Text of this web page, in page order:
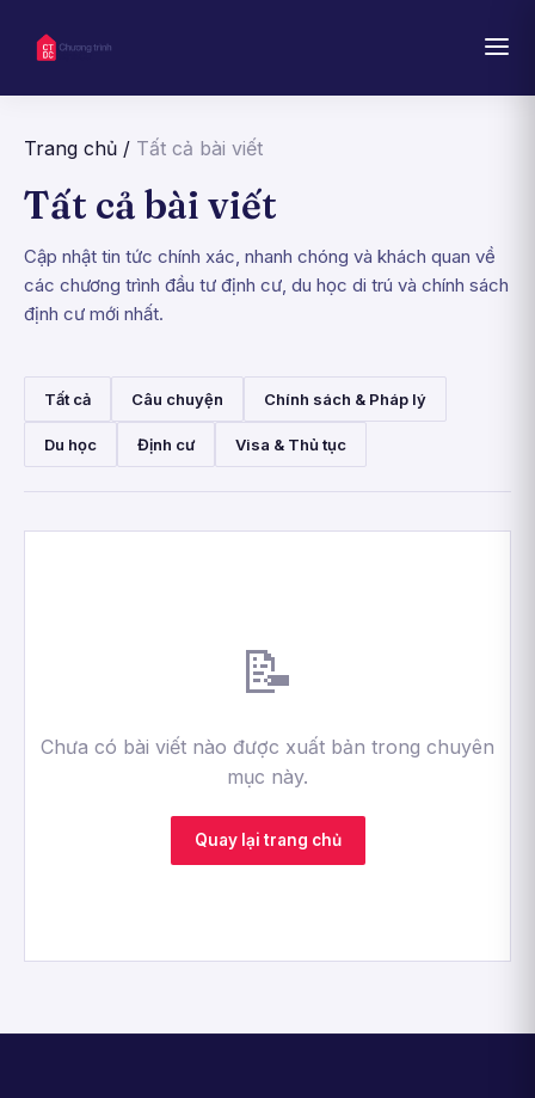
Trang chủ / Tất cả bài viết
Tất cả bài viết
Cập nhật tin tức chính xác, nhanh chóng và khách quan về
các chương trình đầu tư định cư, du học di trú và chính sách
định cư mới nhất.
Tất cả Câu chuyện Chính sách & Pháp lý
Du học Định cư Visa & Thủ tục
📝
Chưa có bài viết nào được xuất bản trong chuyên
mục này.
Quay lại trang chủ